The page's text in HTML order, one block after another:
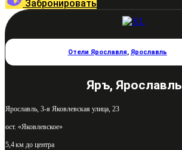
Забронировать
Отели Ярославля, Ярославль
Яръ, Ярославль
Ярославль, 3-я Яковлевская улица, 23
ост. «Яковлевское»
5,4 км до центра